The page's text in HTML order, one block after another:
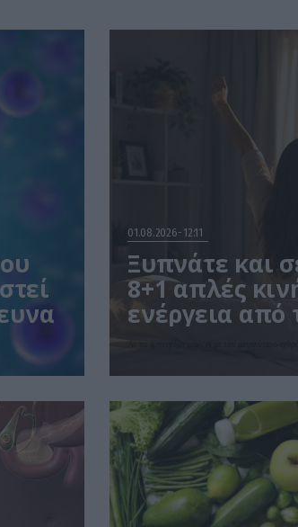
01.08.2026 12:11
Ξυπνάτε και
8+1 απλές
ενέργεια από
Αν το ξυπνητήρι μοιάζει με τον μεγαλύτερο